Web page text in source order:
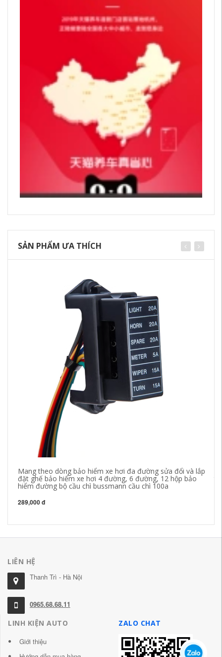
SẢN PHẨM ƯA THÍCH
Mang theo dòng bảo hiểm xe hơi đa đường sửa đổi và lắp
đặt ghế bảo hiểm xe hơi 4 đường, 6 đường, 12 hộp bảo
hiểm đường bộ cầu chì bussmann cầu chì 100a
289,000 đ
LIÊN HỆ
Thanh Trì - Hà Nội
0965.68.68.11
LINH KIỆN AUTO
Giới thiệu
ZALO CHAT